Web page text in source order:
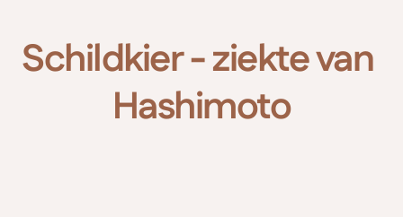
Schildkier - ziekte van
Hashimoto